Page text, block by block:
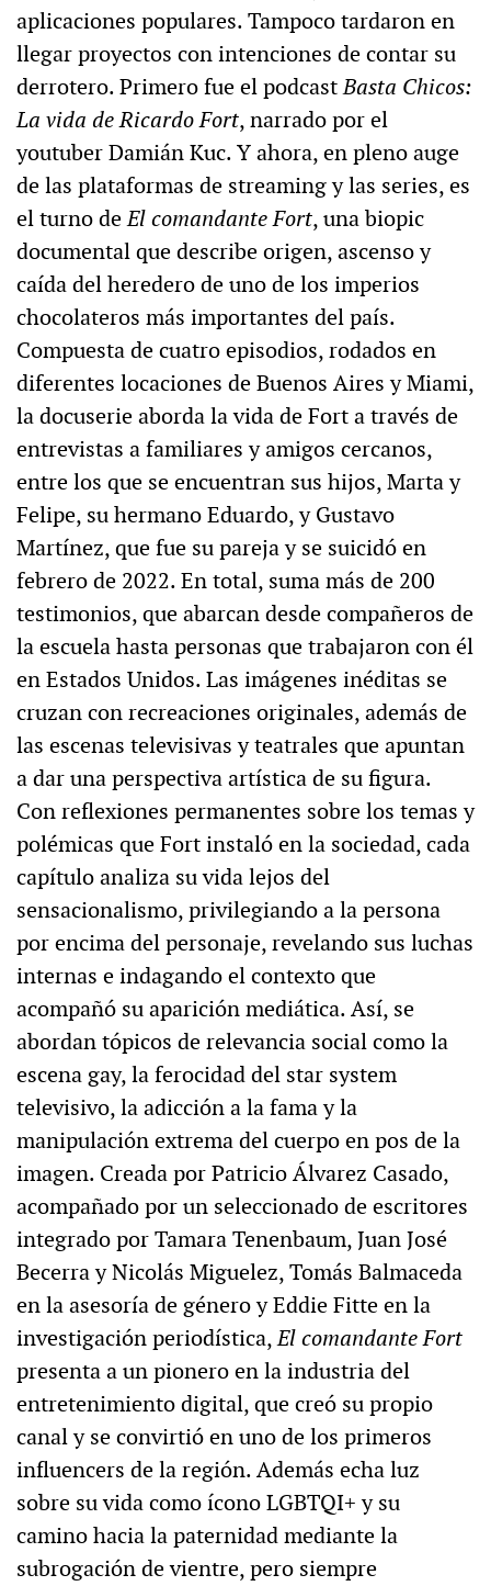
aplicaciones populares. Tampoco tardaron en
llegar proyectos con intenciones de contar su
derrotero. Primero fue el podcastBasta Chicos:
La vida de Ricardo Fort, narrado por el
youtuber Damián Kuc. Y ahora, en pleno auge
de las plataformas de streaming y las series, es
el turno deEl comandante Fort, una biopic
documental que describe origen, ascenso y
caída del heredero de uno de los imperios
chocolateros más importantes del país.
Compuesta de cuatro episodios, rodados en
diferentes locaciones de Buenos Aires y Miami,
la docuserie aborda la vida de Fort a través de
entrevistas a familiares y amigos cercanos,
entre los que se encuentran sus hijos, Marta y
Felipe, su hermano Eduardo, y Gustavo
Martínez, que fue su pareja y se suicidó en
febrero de 2022. En total, suma más de 200
testimonios, que abarcan desde compañeros de
la escuela hasta personas que trabajaron con él
en Estados Unidos. Las imágenes inéditas se
cruzan con recreaciones originales, además de
las escenas televisivas y teatrales que apuntan
a dar una perspectiva artística de su figura.
Con reflexiones permanentes sobre los temas y
polémicas que Fort instaló en la sociedad, cada
capítulo analiza su vida lejos del
sensacionalismo, privilegiando a la persona
por encima del personaje, revelando sus luchas
internas e indagando el contexto que
acompañó su aparición mediática. Así, se
abordan tópicos de relevancia social como la
escena gay, la ferocidad del star system
televisivo, la adicción a la fama y la
manipulación extrema del cuerpo en pos de la
imagen. Creada por Patricio Álvarez Casado,
acompañado por un seleccionado de escritores
integrado por Tamara Tenenbaum, Juan José
Becerra y Nicolás Miguelez, Tomás Balmaceda
en la asesoría de género y Eddie Fitte en la
investigación periodística,El comandante Fort
presenta a un pionero en la industria del
entretenimiento digital, que creó su propio
canal y se convirtió en uno de los primeros
influencers de la región. Además echa luz
sobre su vida como ícono LGBTQI+ y su
camino hacia la paternidad mediante la
subrogación de vientre, pero siempre